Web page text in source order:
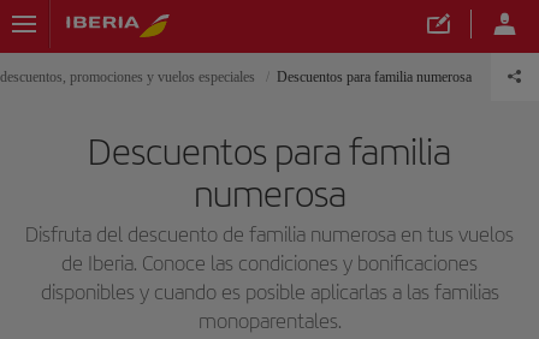
promociones y vuelos especiales Descuentos para familia numerosa
Descuentos para familia
numerosa
Disfruta del descuento de familia numerosa en tus vuelos
de Iberia. Conoce las condiciones y bonificaciones
disponibles y cuando es posible aplicarlas a las familias
monoparentales.